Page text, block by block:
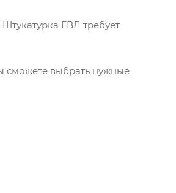
ГВЛ требует
сможете выбрать нужные